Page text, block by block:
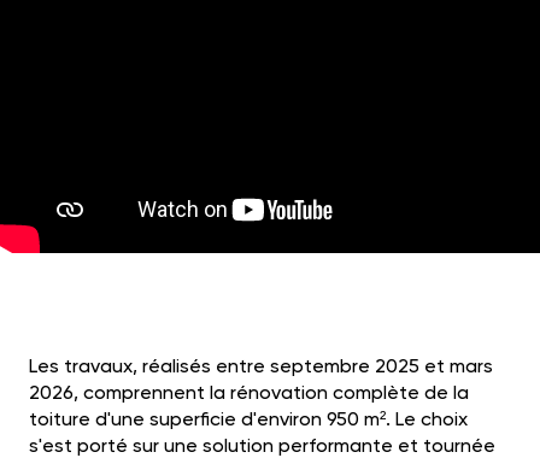
Les travaux, réalisés entre septembre 2025 et mars
2026, comprennent la rénovation complète de la
toiture d'une superficie d'environ 950 m². Le choix
s'est porté sur une solution performante et tournée